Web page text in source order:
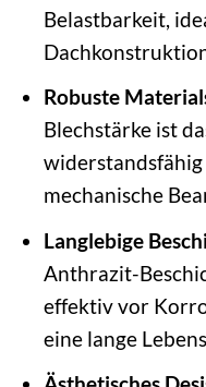
Belastbarkeit,
Robuste
Blechstärke ist
mechanische
Langlebige
Anthrazit-
effektiv vor
eine lange